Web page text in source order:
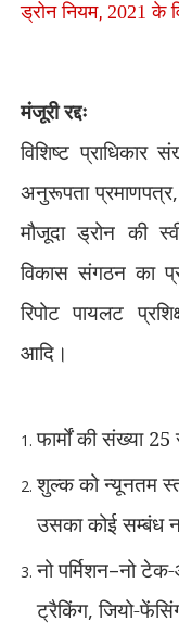
ड्रोन नियम, 2021 के
मंजूरी रद्दः
विशिष्ट प्राधिकार
अनुरूपता प्रमाणपत्र
मौजूदा ड्रोन की
विकास संगठन का
रिपोट पायलट
आदि।
फार्मों की संख्या
शुल्क को न्यूनतम
उसका कोई सम्बंध
नो पर्मिशन–नो
ट्रैकिंग,जियो-